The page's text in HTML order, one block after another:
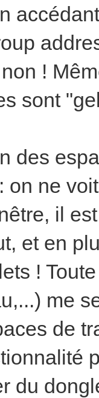
!
sont
des
on ne
il
et en
!
me
de
du